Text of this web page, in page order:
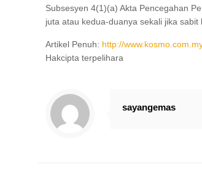
Subsesyen 4(1)(a) Akta Pencegahan
juta atau kedua-duanya sekali jika sabit
Artikel Penuh: http://
Hakcipta terpelihara
sayangemas